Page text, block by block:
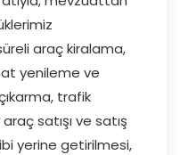
araç kiralama,
yenileme ve
trafik
satışı ve satış
yerine getirilmesi,